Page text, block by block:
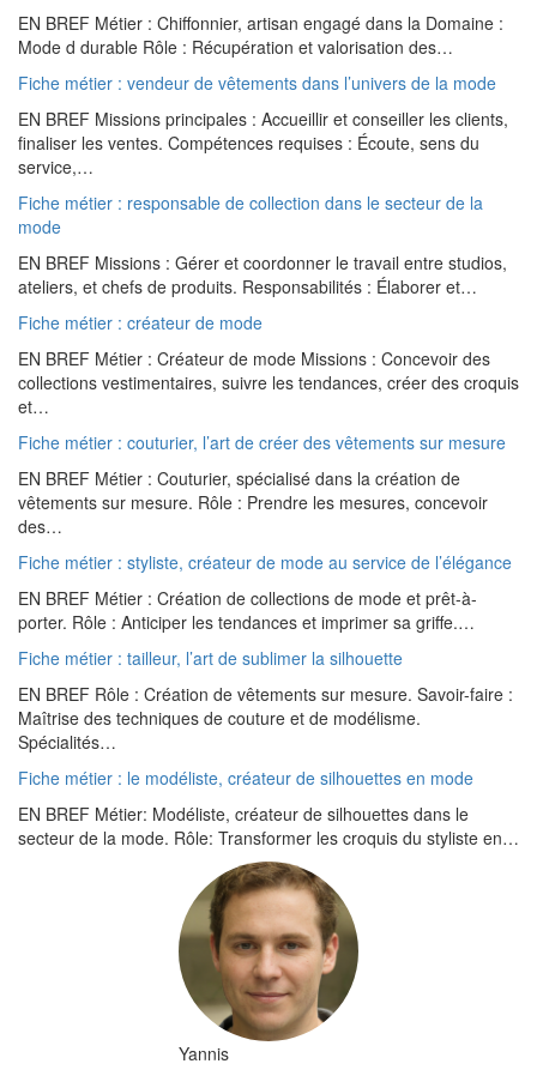
EN BREF Métier : Chiffonnier, artisan engagé dans la Domaine :
Mode d durable Rôle : Récupération et valorisation des…
Fiche métier : vendeur de vêtements dans l’univers de la mode
EN BREF Missions principales : Accueillir et conseiller les clients,
finaliser les ventes. Compétences requises : Écoute, sens du
service,…
Fiche métier : responsable de collection dans le secteur de la
mode
EN BREF Missions : Gérer et coordonner le travail entre studios,
ateliers, et chefs de produits. Responsabilités : Élaborer et…
Fiche métier : créateur de mode
EN BREF Métier : Créateur de mode Missions : Concevoir des
collections vestimentaires, suivre les tendances, créer des croquis
et…
Fiche métier : couturier, l’art de créer des vêtements sur mesure
EN BREF Métier : Couturier, spécialisé dans la création de
vêtements sur mesure. Rôle : Prendre les mesures, concevoir
des…
Fiche métier : styliste, créateur de mode au service de l’élégance
EN BREF Métier : Création de collections de mode et prêt-à-
porter. Rôle : Anticiper les tendances et imprimer sa griffe.…
Fiche métier : tailleur, l’art de sublimer la silhouette
EN BREF Rôle : Création de vêtements sur mesure. Savoir-faire :
Maîtrise des techniques de couture et de modélisme.
Spécialités…
Fiche métier : le modéliste, créateur de silhouettes en mode
EN BREF Métier: Modéliste, créateur de silhouettes dans le
secteur de la mode. Rôle: Transformer les croquis du styliste en…
Yannis